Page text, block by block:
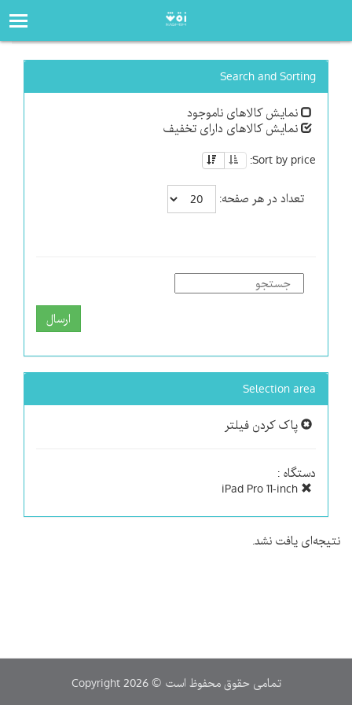
Search and Sorting
نمایش کالاهای ناموجود
نمایش کالاهای دارای تخفیف
Sort by price:
تعداد در هر صفحه:
ارسال
Selection area
پاک کردن فیلتر
دستگاه :
نتیجه‌ای یافت نشد.
Copyright 2026 © تمامی حقوق محفوظ است